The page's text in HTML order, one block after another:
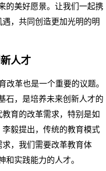
的美好愿景。让我们一起携
，共同创造更加光明的明
人才
改革也是一个重要的议题。
石，是培养未来创新人才的
育的改革需求，特别是如
毅提出，传统的教育模式
，我们需要改革教育体
和实践能力的人才。